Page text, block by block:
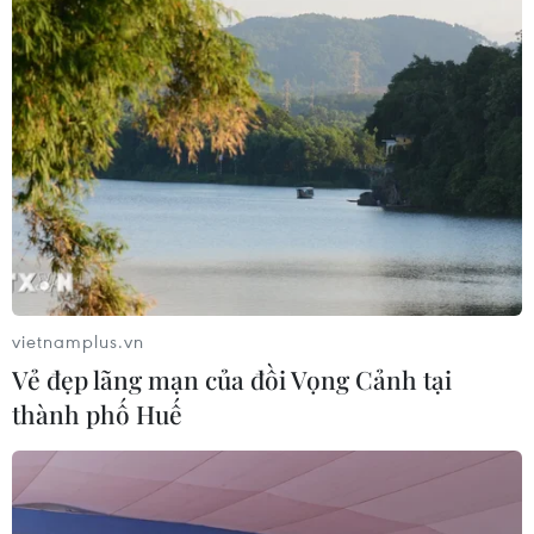
07/08/2026 04:47
Miền Bắc giảm mưa từ đêm
nay, cuối tuần chuyển nắng nóng
07/08/2026 04:41
Xuất hiện áp thấp nhiệt đới trên khu
vực vịnh Bắc Bộ
07/08/2026 03:54
vietnamplus.vn
Vẻ đẹp lãng mạn của đồi Vọng Cảnh tại
thành phố Huế